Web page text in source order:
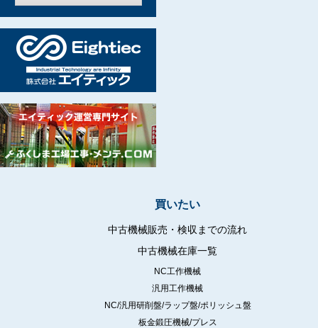
買いたい
中古機械販売・検収までの流れ
中古機械在庫一覧
NC工作機械
汎用工作機械
NC/汎用研削盤/ラップ盤/ポリッシュ盤
板金鍛圧機械/プレス